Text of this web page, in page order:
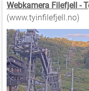
Webkamera Filefjell -
(www.tyinfilefjell.no)